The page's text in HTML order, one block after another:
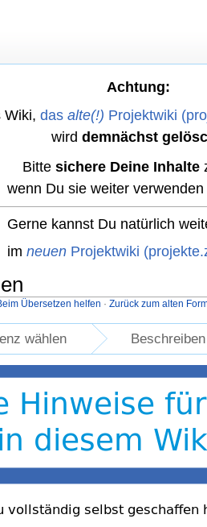
Achtung:
Wiki, das alte(!) Projektwiki
wird demnächst
Bitte sichere Deine Inhalte
wenn Du sie weiter
Gerne kannst Du natürlich
im neuenProjektwiki
Übersetzen helfen · Zurück zum alten
wählen Beschreiben